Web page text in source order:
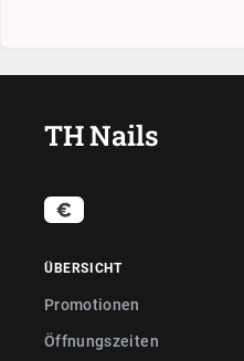
TH Nails
ÜBERSICHT
Promotionen
Öffnungszeiten